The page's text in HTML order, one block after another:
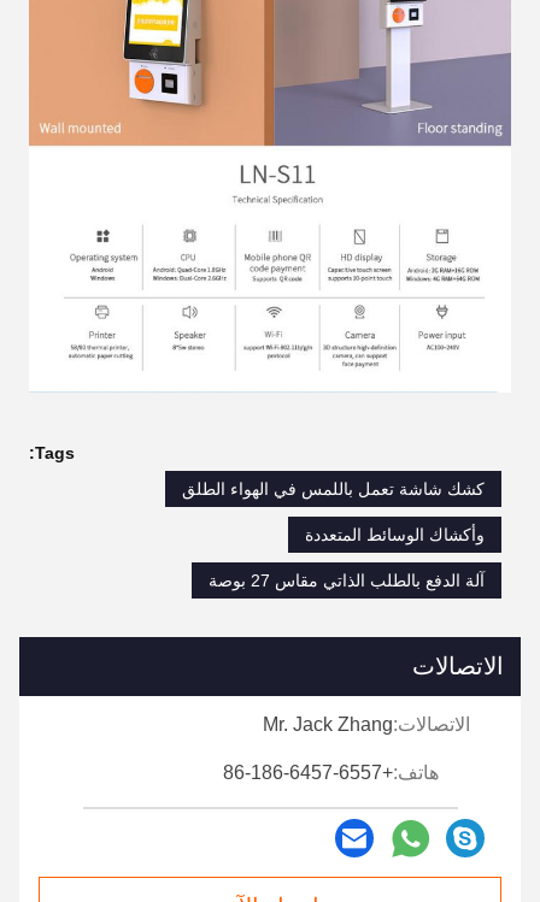
Tags:
كشك شاشة تعمل باللمس في الهواء الطلق
وأكشاك الوسائط المتعددة
آلة الدفع بالطلب الذاتي مقاس 27 بوصة
الاتصالات
الاتصالات:Mr. Jack Zhang
هاتف:+86-186-6457-6557